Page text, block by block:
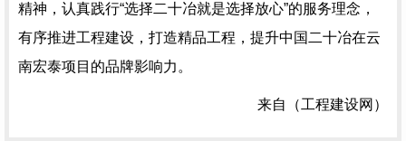
精神，认真践行“选择二十冶就是选择放心”的服务理念，
有序推进工程建设，打造精品工程，提升中国二十冶在云
南宏泰项目的品牌影响力。
来自（工程建设网）